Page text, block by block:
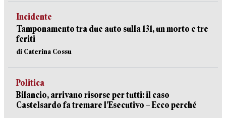
Incidente
Tamponamento tra due auto sulla 131, un morto e tre
feriti
di Caterina Cossu
Politica
Bilancio, arrivano risorse per tutti: il caso
Castelsardo fa tremare l’Esecutivo – Ecco perché